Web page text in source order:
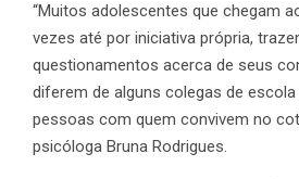
“Muitos adolescentes que chegam
vezes até por iniciativa própria,
questionamentos acerca de seus
diferem de alguns colegas de
pessoas com quem convivem no
psicóloga Bruna Rodrigues.